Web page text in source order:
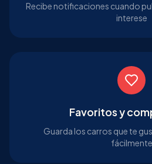
Recibe notificaciones cuando
interese
Favoritos y
Guarda los carros que te
fácilmente